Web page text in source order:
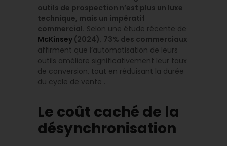
outils de prospection n’est plus un luxe
technique, mais un impératif
commercial. Selon une étude récente de
McKinsey (2024), 73% des commerciaux
affirment que l’automatisation de leurs
outils améliore significativement leur taux
de conversion, tout en réduisant la durée
du cycle de vente .
Le coût caché de la
désynchronisation